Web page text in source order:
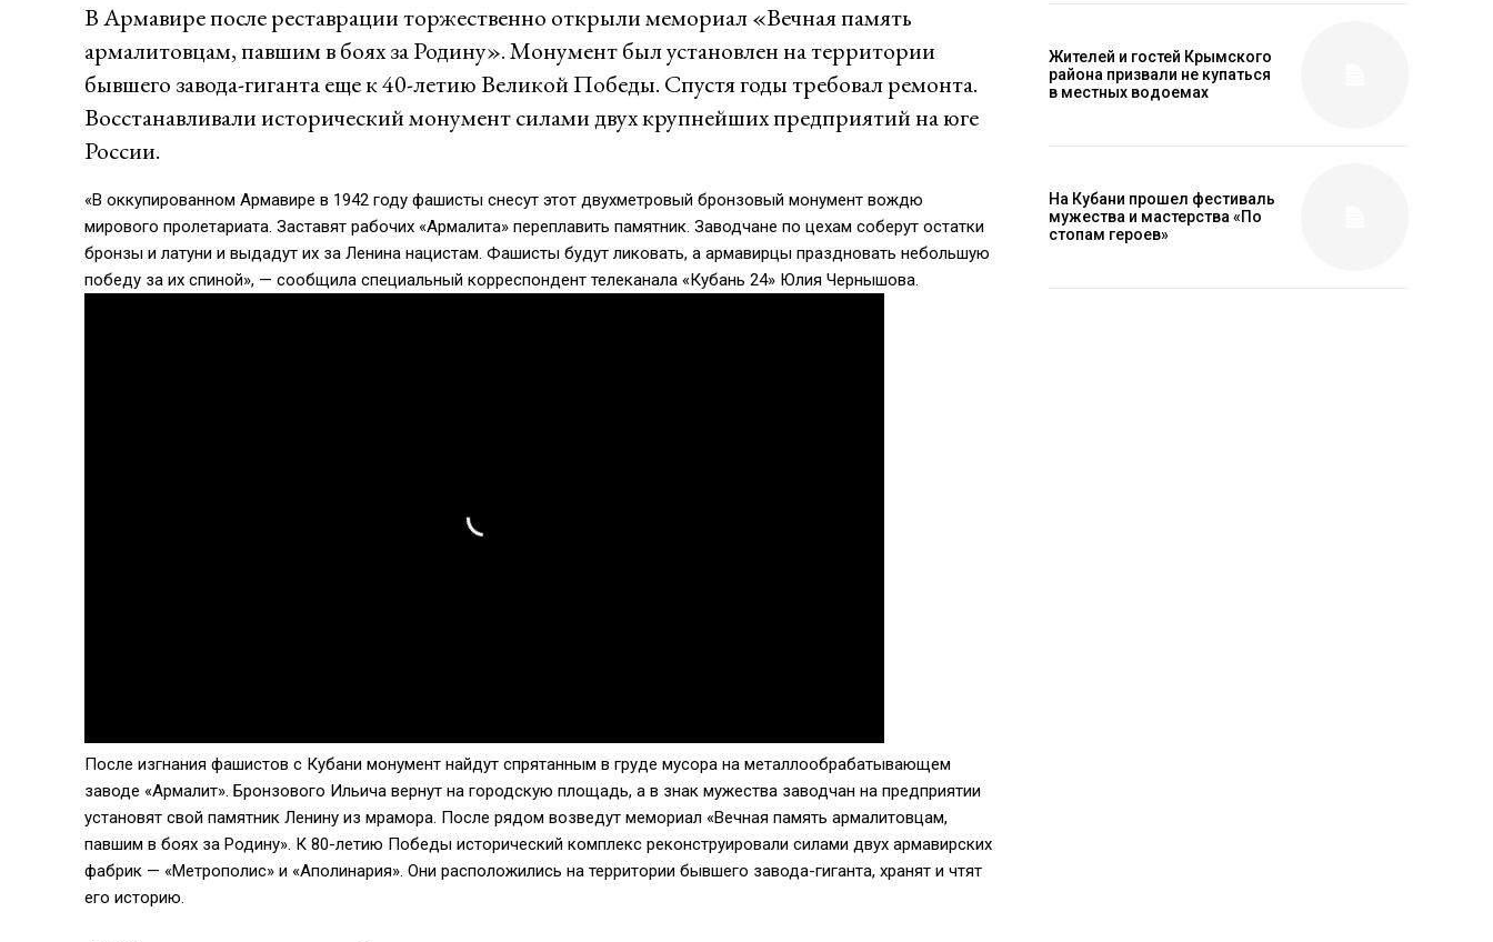
В Армавире после реставрации торжественно открыли мемориал «Вечная память
армалитовцам, павшим в боях за Родину». Монумент был установлен на территории
бывшего завода-гиганта еще к 40-летию Великой Победы. Спустя годы требовал ремонта.
Восстанавливали исторический монумент силами двух крупнейших предприятий на юге
России.
«В оккупированном Армавире в 1942 году фашисты снесут этот двухметровый бронзовый монумент вождю
мирового пролетариата. Заставят рабочих «Армалита» переплавить памятник. Заводчане по цехам соберут остатки
бронзы и латуни и выдадут их за Ленина нацистам. Фашисты будут ликовать, а армавирцы праздновать небольшую
победу за их спиной», — сообщила специальный корреспондент телеканала «Кубань 24» Юлия Чернышова.
После изгнания фашистов с Кубани монумент найдут спрятанным в груде мусора на металлообрабатывающем
заводе «Армалит». Бронзового Ильича вернут на городскую площадь, а в знак мужества заводчан на предприятии
установят свой памятник Ленину из мрамора. После рядом возведут мемориал «Вечная память армалитовцам,
павшим в боях за Родину». К 80-летию Победы исторический комплекс реконструировали силами двух армавирских
фабрик — «Метрополис» и «Аполинария». Они расположились на территории бывшего завода-гиганта, хранят и чтят
его историю.
Жителей и гостей Крымского
района призвали не купаться
в местных водоемах
На Кубани прошел фестиваль
мужества и мастерства «По
стопам героев»